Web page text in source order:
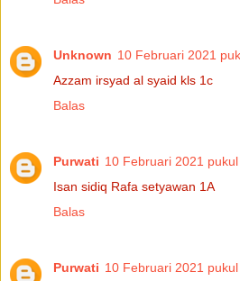
Unknown 10 Februari 2021
Azzam irsyad al syaid kls 1c
Balas
Purwati 10 Februari 2021
Isan sidiq Rafa setyawan 1A
Balas
Purwati 10 Februari 2021